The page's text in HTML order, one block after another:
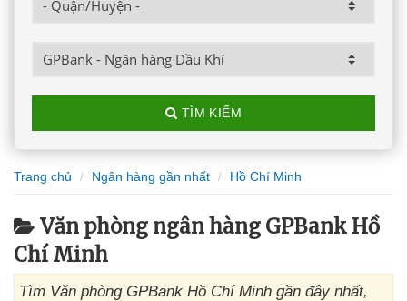
TÌM KIẾM
Trang chủ Ngân hàng gần nhất Hồ Chí Minh
Văn phòng ngân hàng GPBank Hồ
Chí Minh
Tìm Văn phòng GPBank Hồ Chí Minh gần đây nhất,